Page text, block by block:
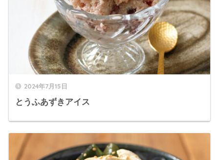
2024年7月15日
とうふあずきアイス